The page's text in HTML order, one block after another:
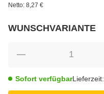
Netto: 8,27 €
WUNSCHVARIANTE
Sofort verfügbarLieferzeit: